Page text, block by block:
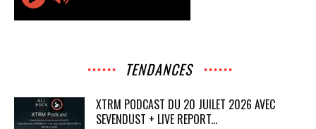
TENDANCES
XTRM PODCAST DU 20 JUILET 2026 AVEC
SEVENDUST + LIVE REPORT...